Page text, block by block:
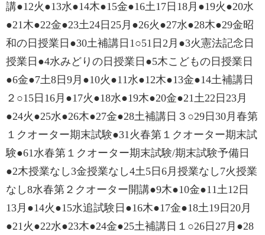
講●12火●13水●14木●15金●16土17日18月●19火●20水
●21木●22金●23土24日25月●26火●27水●28木●29金昭
和の日授業日●30土補講日1○51日2月●3火憲法記念日
授業日●4水みどりの日授業日●5木こどもの日授業日
●6金●7土8日9月●10火●11水●12木●13金●14土補講日
２○15日16月●17火●18水●19木●20金●21土22日23月
●24火●25水●26木●27金●28土補講日３○29日30月春第
１クオーター期末試験●31火春第１クオーター期末試
験●61水春第１クオーター期末試験/期末試験予備日
●2木授業なし3金授業なし4土5日6月授業なし7火授業
なし8水春第２クオーター開講●9木●10金●11土12日
13月●14火●15水追試験日●16木●17金●18土19日20月
●21火●22水●23木●24金●25土補講日１○26日27月●28